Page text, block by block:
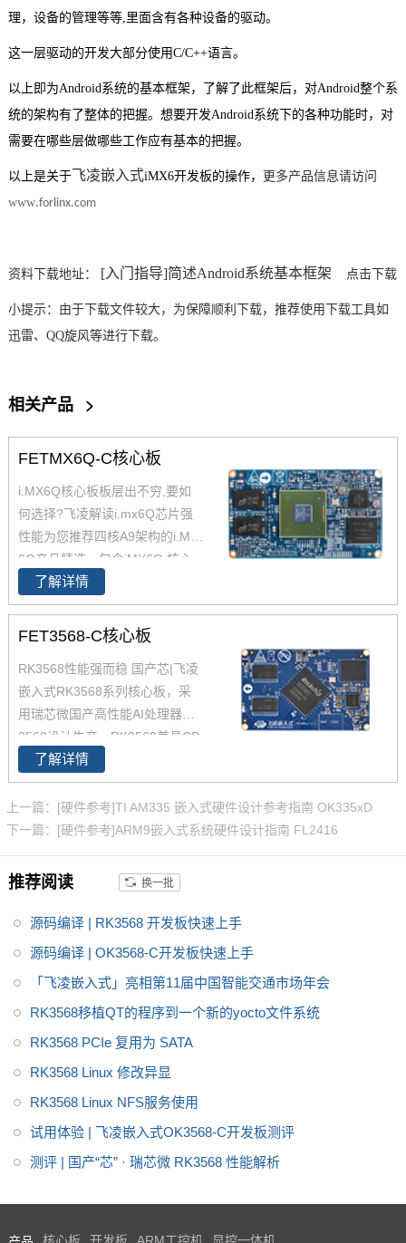
理，设备的管理等等,里面含有各种设备的驱动。
这一层驱动的开发大部分使用C/C++语言。
以上即为Android系统的基本框架，了解了此框架后，对Android整个系
统的架构有了整体的把握。想要开发Android系统下的各种功能时，对
需要在哪些层做哪些工作应有基本的把握。
以上是关于飞凌嵌入式iMX6开发板的操作，
更多产品信息请访问
www.forlinx.com
资料下载地址： [入门指导]简述Android系统基本框架 点击下载
小提示： 由于下载文件较大，为保障顺利下载，推荐使用下载工具如
迅雷、QQ旋风等进行下载。
相关产品 >
FETMX6Q-C核心板
i.MX6Q核心板板层出不穷,要如
何选择?飞凌解读i.mx6Q芯片强
性能为您推荐四核A9架构的i.MX
6Q产品精选，包含iMX6Q 核心
板、i.MX6Q 核心板、iMX6Q工
业级核心板，欢迎采购。 i.MX6
Q核心板基于NXP（原Freescal
处理器设计，核心板小尺寸核心
板搭配独特的薄款连接器，让设
计随心所欲！
了解详情
FET3568-C核心板
RK3568性能强而稳 国产芯|飞凌
嵌入式RK3568系列核心板，采
用瑞芯微国产高性能AI处理器RK
3568设计生产，RK3568兼具CP
U、GPU、NPU、VPU于一身，
RK3568 性能、性价比在同类产
品中具有较高优势，RK3568处
理器是一款定位中高端的通用型
面向工业互联网、HMI、NVR存
储、车载中控、工业网关等领
域。目前RK3568系列已经批量
了解详情
上一篇：[硬件参考]TI AM335 嵌入式硬件设计参考指南 OK335xD
下一篇：[硬件参考]ARM9嵌入式系统硬件设计指南 FL2416
推荐阅读 换一批
源码编译 | RK3568 开发板快速上手
源码编译 | OK3568-C开发板快速上手
「飞凌嵌入式」亮相第11届中国智能交通市场年会
RK3568移植QT的程序到一个新的yocto文件系统
RK3568 PCIe 复用为 SATA
RK3568 Linux 修改异显
RK3568 Linux NFS服务使用
试用体验 | 飞凌嵌入式OK3568-C开发板测评
测评 | 国产“芯” · 瑞芯微 RK3568 性能解析